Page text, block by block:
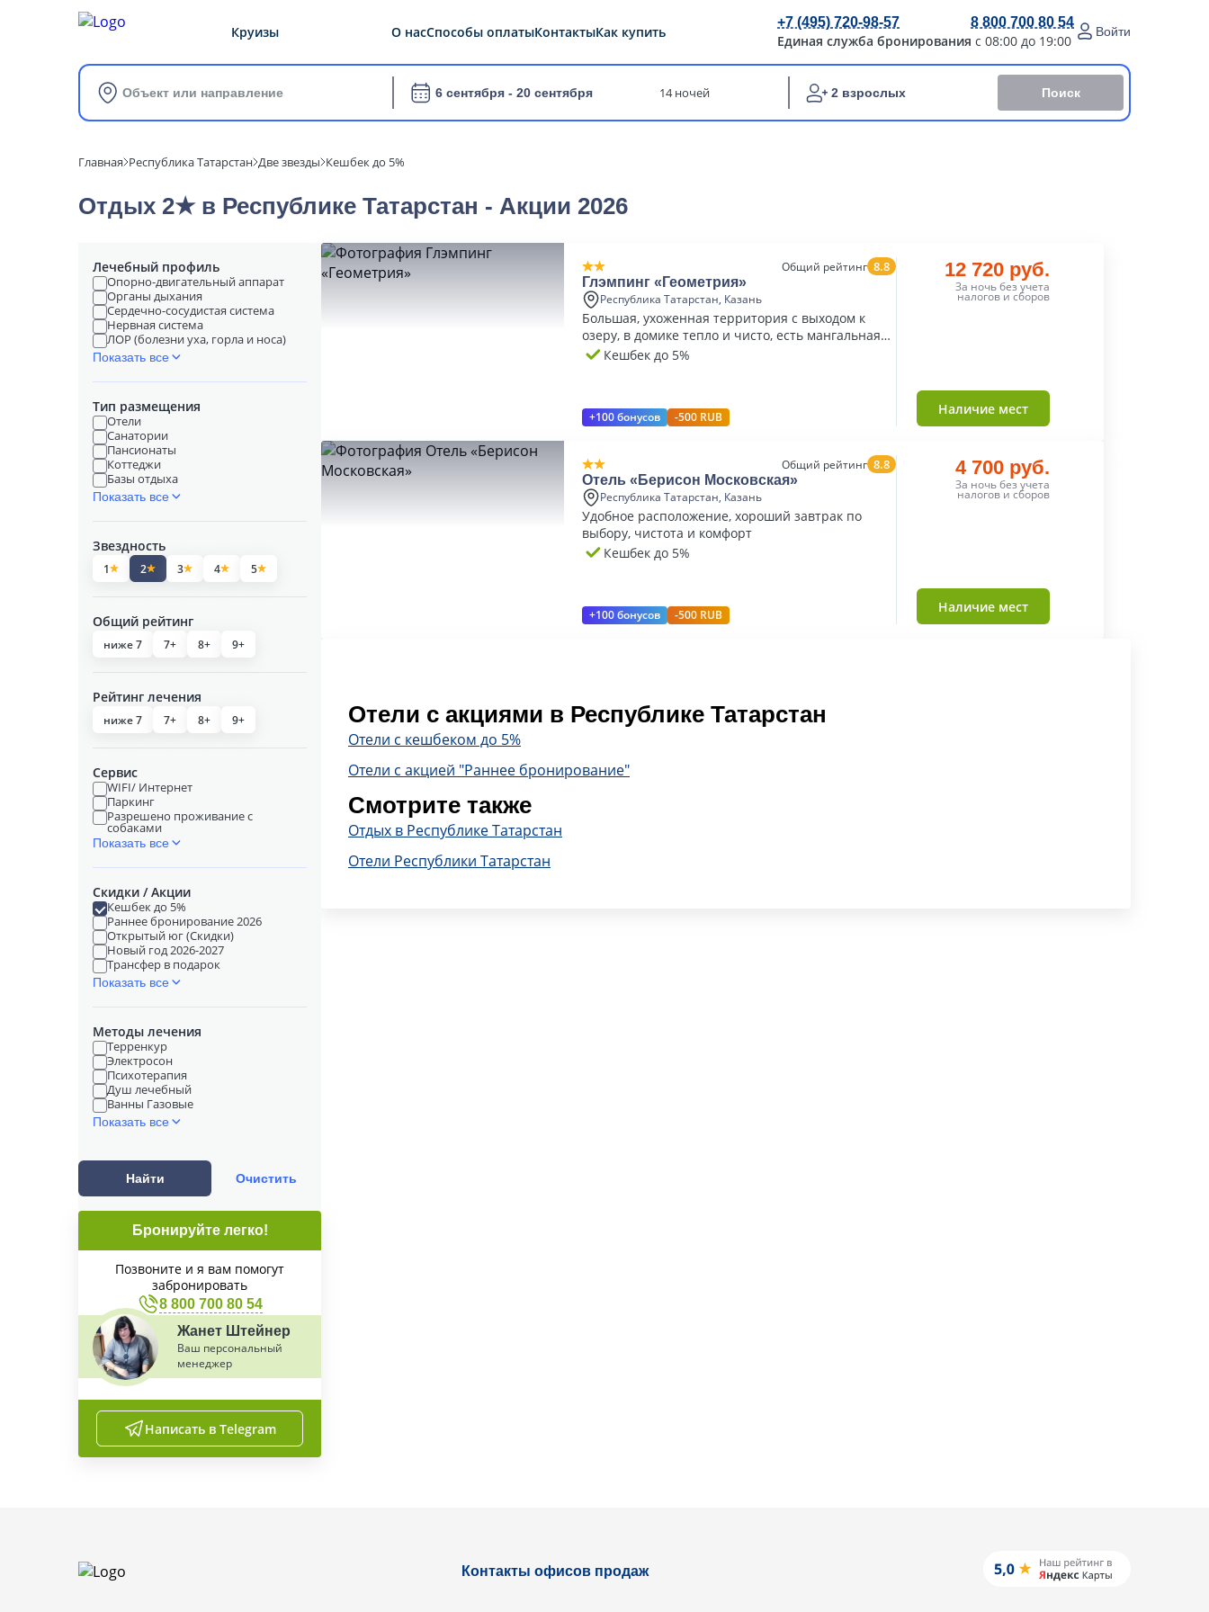
Круизы О насСпособы оплатыКонтактыКак купить
+7 (495) 720-98-57 8 800 700 80 54
Единая служба бронирования с 08:00 до 19:00
Войти
Объект или направление 6 сентября - 20 сентября 14 ночей 2 взрослых Поиск
Главная Республика Татарстан Две звезды Кешбек до 5%
Отдых 2★ в Республике Татарстан - Акции 2026
Лечебный профиль
Опорно-двигательный аппарат
Органы дыхания
Сердечно-сосудистая система
Нервная система
ЛОР (болезни уха, горла и носа)
Показать все
Тип размещения
Отели
Санатории
Пансионаты
Коттеджи
Базы отдыха
Показать все
Звездность
1 2 3 4 5
Общий рейтинг
ниже 7 7+ 8+ 9+
Рейтинг лечения
ниже 7 7+ 8+ 9+
Сервис
WIFI/ Интернет
Паркинг
Разрешено проживание с
собаками
Показать все
Скидки / Акции
Кешбек до 5%
Раннее бронирование 2026
Открытый юг (Скидки)
Новый год 2026-2027
Трансфер в подарок
Показать все
Методы лечения
Терренкур
Электросон
Психотерапия
Душ лечебный
Ванны Газовые
Показать все
Найти Очистить
Бронируйте легко!
Позвоните и я вам помогут
забронировать
8 800 700 80 54
Жанет Штейнер
Ваш персональный
менеджер
Написать в Telegram
Общий рейтинг 8.8
Глэмпинг «Геометрия»
Республика Татарстан, Казань
Большая, ухоженная территория с выходом к
озеру, в домике тепло и чисто, есть мангальная
зона и баня
Кешбек до 5%
+100 бонусов -500 RUB
12 720 руб.
За ночь без учета
налогов и сборов
Наличие мест
Общий рейтинг 8.8
Отель «Берисон Московская»
Республика Татарстан, Казань
Удобное расположение, хороший завтрак по
выбору, чистота и комфорт
Кешбек до 5%
+100 бонусов -500 RUB
4 700 руб.
За ночь без учета
налогов и сборов
Наличие мест
Отели с акциями в Республике Татарстан
Отели с кешбеком до 5%
Отели с акцией "Раннее бронирование"
Смотрите также
Отдых в Республике Татарстан
Отели Республики Татарстан
Контакты офисов продаж